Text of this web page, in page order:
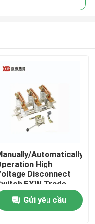
Automatically
High
Disconnect
EXW Trade
Product
Gửi yêu cầu